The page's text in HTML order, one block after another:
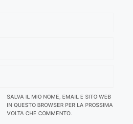
SALVA IL MIO NOME, EMAIL E SITO WEB
IN QUESTO BROWSER PER LA PROSSIMA
VOLTA CHE COMMENTO.